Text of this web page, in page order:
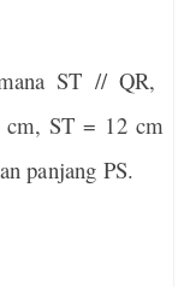
ST // QR,
ST = 12 cm
panjang PS.